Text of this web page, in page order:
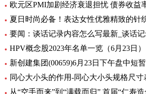
欧元区PMI加剧经济衰退担忧 债券收益
夏日时尚必备！表达女性优雅精致的针
要闻：谈话记录内容怎么写最新_谈话
HPV概念股2023年名单一览（6月23日）
同心大小头的作用-同心大小头规格尺寸